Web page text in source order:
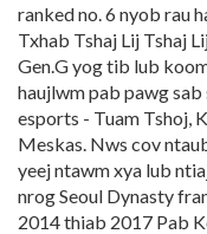
ranked no. 6 nyob rau
Txhab Tshaj Lij Tshaj
Gen.G yog tib lub
haujlwm pab pawg
esports - Tuam Tshoj,
Meskas. Nws cov
yeej ntawm xya lub
nrog Seoul Dynasty
2014 thiab 2017 Pab